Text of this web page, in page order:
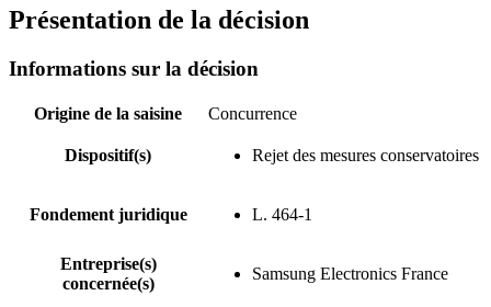
Présentation de la décision
Informations sur la décision
Origine de la saisine Concurrence
Dispositif(s) Rejet des mesures conservatoires
Fondement juridique L. 464-1
Entreprise(s)
concernée(s)
Samsung Electronics France